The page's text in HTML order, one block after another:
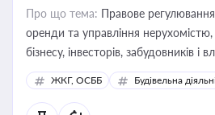
Про що тема: Правове
оренди та управління
бізнесу, інвесторів, забудовників і
ЖКГ, ОСББ Будівельна